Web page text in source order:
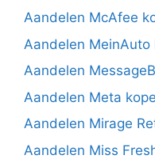
Aandelen McAfee
Aandelen MeinAuto
Aandelen
Aandelen Meta
Aandelen Mirage
Aandelen Miss